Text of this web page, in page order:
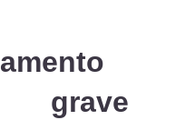
grave